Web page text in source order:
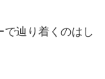
で辿り着くのはし